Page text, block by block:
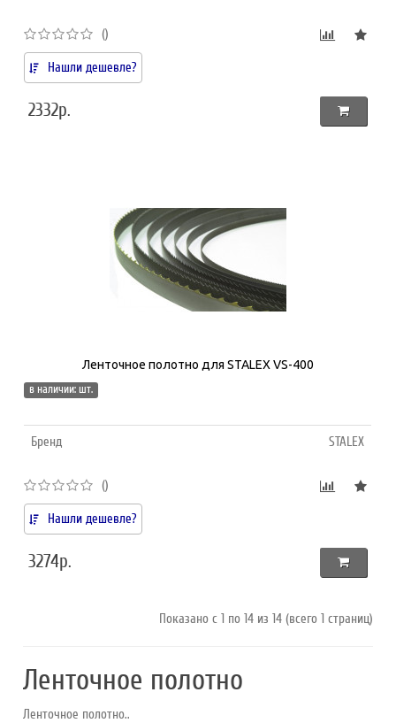
()
Нашли дешевле?
2332р.
Ленточное полотно для STALEX VS-400
в наличии: шт.
Бренд STALEX
()
Нашли дешевле?
3274р.
Показано с 1 по 14 из 14 (всего 1 страниц)
Ленточное полотно
Ленточное полотно..